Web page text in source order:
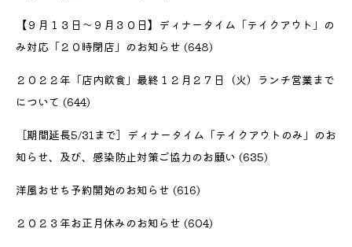
【９月１３日〜９月３０日】ディナータイム「テイクアウト」の
み対応「２０時閉店」のお知らせ (648)
２０２２年「店内飲食」最終１２月２７日（火）ランチ営業まで
について (644)
［期間延長5/31まで］ディナータイム「テイクアウトのみ」のお
知らせ、及び、感染防止対策ご協力のお願い (635)
洋風おせち予約開始のお知らせ (616)
２０２３年お正月休みのお知らせ (604)